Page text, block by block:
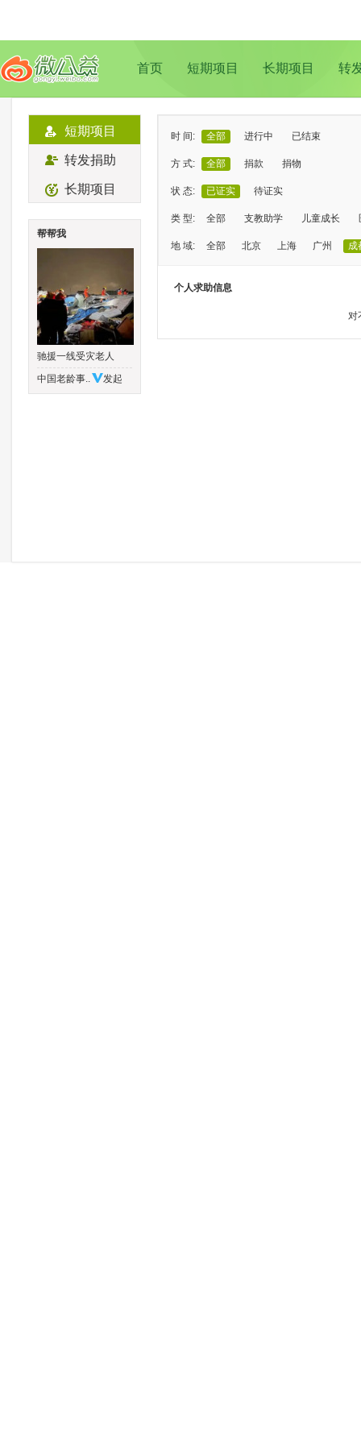
首页 短期项目 长期项目 转
短期项目
转发捐助
长期项目
帮帮我
驰援一线受灾老人
中国老龄事..
发起
时 间: 全部 进行中 已结束
方 式: 全部 捐款 捐物
状 态: 已证实 待证实
类 型: 全部 支教助学 儿童成长
地 域: 全部 北京 上海 广州 成
个人求助信息
对